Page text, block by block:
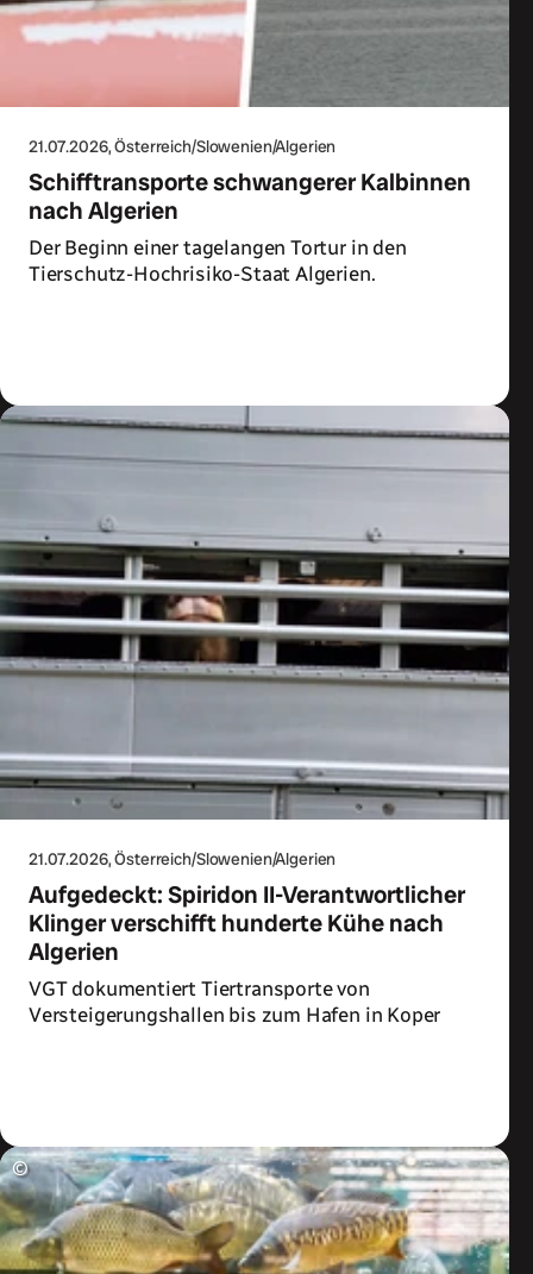
21.07.2026, Österreich/Slowenien/Algerien
Schifftransporte schwangerer Kalbinnen
nach Algerien
Der Beginn einer tagelangen Tortur in den
Tierschutz-Hochrisiko-Staat Algerien.
21.07.2026, Österreich/Slowenien/Algerien
Aufgedeckt: Spiridon II-Verantwortlicher
Klinger verschifft hunderte Kühe nach
Algerien
VGT dokumentiert Tiertransporte von
Versteigerungshallen bis zum Hafen in Koper
©